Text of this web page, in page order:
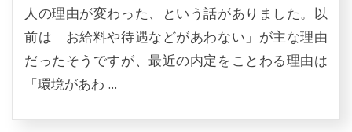
人の理由が変わった、という話がありました。以
前は「お給料や待遇などがあわない」が主な理由
だったそうですが、最近の内定をことわる理由は
「環境があわ ...